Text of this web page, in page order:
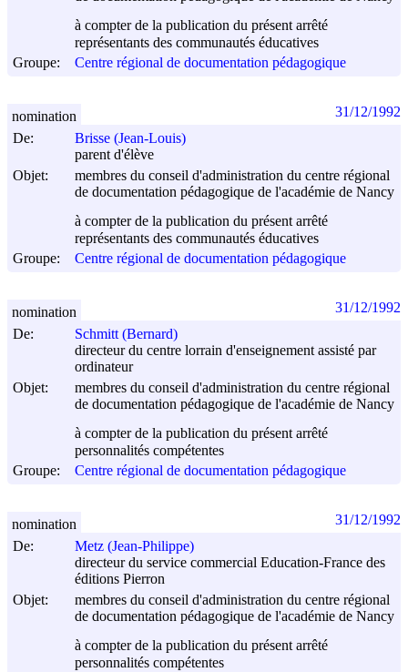
à compter de la publication du présent arrêté
représentants des communautés éducatives
Groupe:
Centre régional de documentation pédagogique
De:
Brisse (Jean-Louis)
parent d'élève
Objet:
membres du conseil d'administration du centre régional
de documentation pédagogique de l'académie de Nancy
à compter de la publication du présent arrêté
représentants des communautés éducatives
Groupe:
Centre régional de documentation pédagogique
nomination 31/12/1992
De:
Schmitt (Bernard)
directeur du centre lorrain d'enseignement assisté par
ordinateur
Objet:
membres du conseil d'administration du centre régional
de documentation pédagogique de l'académie de Nancy
à compter de la publication du présent arrêté
personnalités compétentes
Groupe:
Centre régional de documentation pédagogique
nomination 31/12/1992
De:
Metz (Jean-Philippe)
directeur du service commercial Education-France des
éditions Pierron
Objet:
membres du conseil d'administration du centre régional
de documentation pédagogique de l'académie de Nancy
à compter de la publication du présent arrêté
personnalités compétentes
nomination 31/12/1992